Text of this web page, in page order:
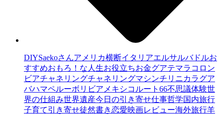
DIYSaekoさんアメリカ横断イタリアエルサルバドルお
すすめおもろ！な人生お役立ちお金グアテマラ コロン
ビアチャネリングチャネリングマシンチリ ニカラグア
バハマペルーボリビア メキシコ ルート66不思議体験世
界の仕組み世界遺産今日の引き寄せ仕事哲学国内旅行
子育て引き寄せ徒然書き恋愛映画レビュー海外旅行羊